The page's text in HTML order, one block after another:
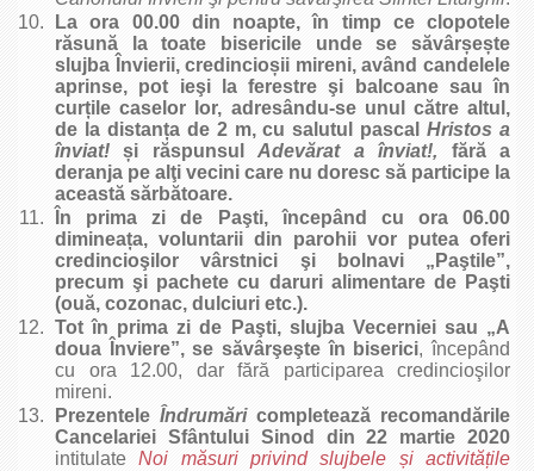
La ora 00.00 din noapte, în timp ce clopotele
răsună la toate bisericile unde se săvârșește
slujba Învierii, credincioșii mireni, având candelele
aprinse, pot ieşi la ferestre şi balcoane sau în
curțile caselor lor, adresându-se unul către altul,
de la distanța de 2 m, cu salutul pascalHristos a
înviat!
și răspunsulAdevărat a înviat!, fără a
deranja pe alţi vecini care nu doresc să participe la
această sărbătoare.
În prima zi de Paşti, începând cu ora 06.00
dimineața, voluntarii din parohii vor putea oferi
credincioşilor vârstnici şi bolnavi „Paştile”,
precum şi pachete cu daruri alimentare de Paşti
(ouă, cozonac, dulciuri etc.).
Tot în prima zi de Paşti, slujba Vecerniei sau „A
doua Înviere”, se săvârşeşte în biserici, începând
cu ora 12.00, dar fără participarea credincioşilor
mireni.
Prezentele Îndrumări completează recomandările
Cancelariei Sfântului Sinod din 22 martie 2020
intitulateNoi măsuri privind slujbele și activitățile